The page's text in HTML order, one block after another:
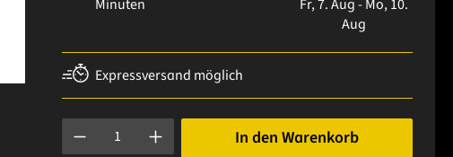
Minuten
Fr, 7. Aug - Mo, 10.
Aug
Expressversand möglich
Produkt Anzahl: Gib den gewünschten Wert ein oder benutze
In den Warenkorb